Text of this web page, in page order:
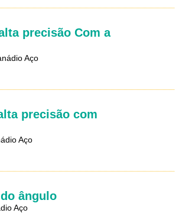
precisão Com a
Aço
precisão com
Aço
ângulo
Aço